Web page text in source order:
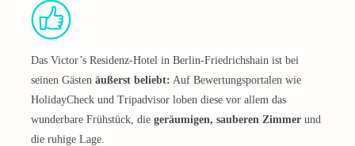
Das Victor’s Residenz-Hotel in Berlin-Friedrichshain ist bei
seinen Gästen äußerst beliebt: Auf Bewertungsportalen wie
HolidayCheck und Tripadvisor loben diese vor allem das
wunderbare Frühstück, die geräumigen, sauberen Zimmer und
die ruhige Lage.